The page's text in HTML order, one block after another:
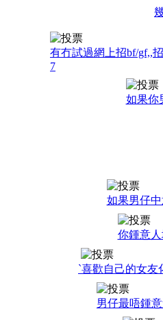
有冇試過網上招bf/gf,,
7
如果你
如果男仔
你鍾意
`喜歡自己的女友
男仔最唔鍾